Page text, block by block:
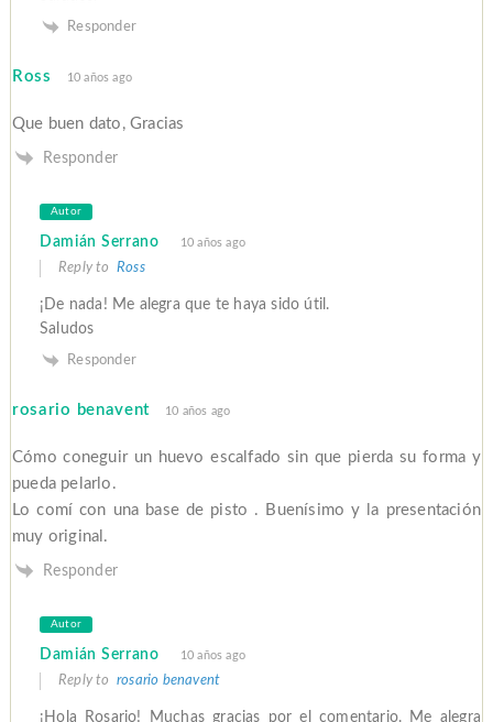
Responder
Ross 10 años ago
Que buen dato, Gracias
Responder
Autor
Damián Serrano 10 años ago
Reply to Ross
¡De nada! Me alegra que te haya sido útil.
Saludos
Responder
rosario benavent 10 años ago
Cómo coneguir un huevo escalfado sin que pierda su forma y
pueda pelarlo.
Lo comí con una base de pisto . Buenísimo y la presentación
muy original.
Responder
Autor
Damián Serrano 10 años ago
Reply to rosario benavent
¡Hola Rosario! Muchas gracias por el comentario. Me alegra